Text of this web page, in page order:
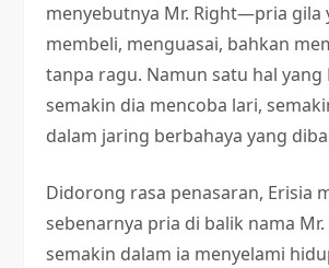
menyebutnya Mr. Right—pria gila
membeli, menguasai, bahkan
tanpa ragu. Namun satu hal yang
semakin dia mencoba lari,
dalam jaring berbahaya yang
Didorong rasa penasaran, Erisia
sebenarnya pria di balik nama Mr.
semakin dalam ia menyelami